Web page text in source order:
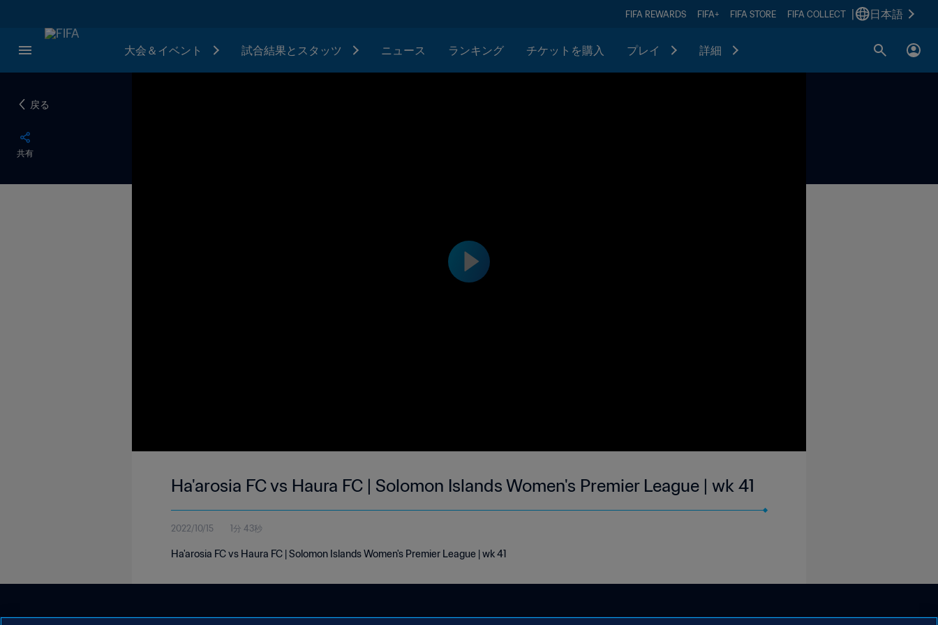
FIFA REWARDS FIFA+ FIFA STORE FIFA COLLECT 日本語
大会＆イベント 試合結果とスタッツ ニュース ランキング チケットを購入 プレイ 詳細
戻る
共有
Ha'arosia FC vs Haura FC | Solomon Islands Women's Premier League | wk 41
2022/10/15 1分 43秒
Ha'arosia FC vs Haura FC | Solomon Islands Women's Premier League | wk 41